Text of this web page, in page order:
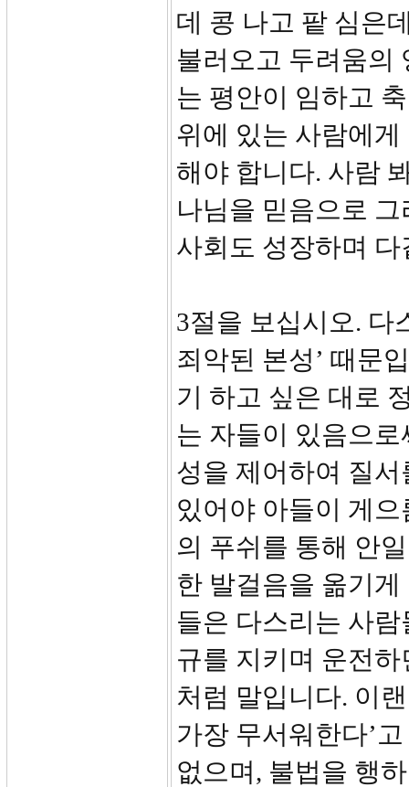
데 콩 나고 팥 심은
불러오고 두려움의
는 평안이 임하고
위에 있는 사람에
해야 합니다. 사람
나님을 믿음으로
사회도 성장하며
3절을 보십시오. 다
죄악된 본성’ 때문
기 하고 싶은 대로
는 자들이 있음으
성을 제어하여 질
있어야 아들이 게
의 푸쉬를 통해 안
한 발걸음을 옮기
들은 다스리는 사
규를 지키며 운전
처럼 말입니다. 이
가장 무서워한다’
없으며, 불법을 행